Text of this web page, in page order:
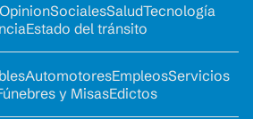
SocialesSaludTecnología
Estado del tránsito
AutomotoresEmpleosServicios
y MisasEdictos